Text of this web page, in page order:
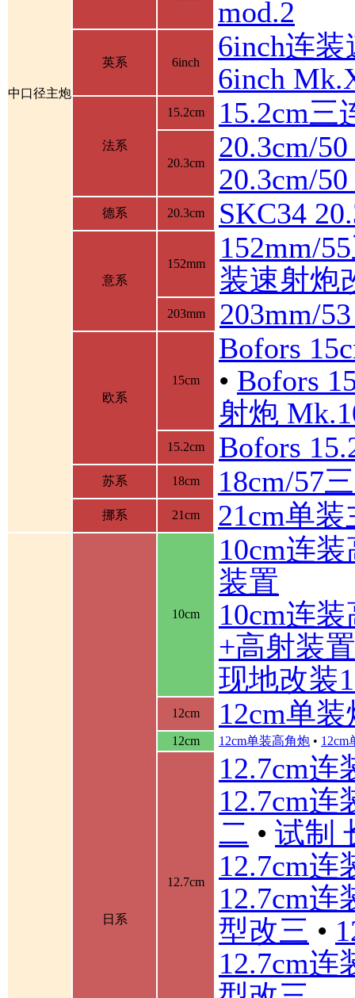
中口径主炮
mod.2
英系 6inch
6inch连
6inch
法系
15.2cm 15.2cm三
20.3cm
20.3cm/
20.3cm/
德系 20.3cm SKC34
意系
152mm
152mm/
装速射炮
203mm 203mm/
欧系
15cm
Bofors
• Bofors
射炮
15.2cm Bofors
苏系 18cm 18cm/57
挪系 21cm 21cm单装
日系
10cm
10cm连
装置
10cm连
+高射装
现地改装
12cm 12cm单装
12cm 12cm单装高角炮 • 12cm
12.7cm
12.7cm连
12.7cm连
二 • 试制
12.7cm连
12.7cm连
型改三 •
12.7cm连